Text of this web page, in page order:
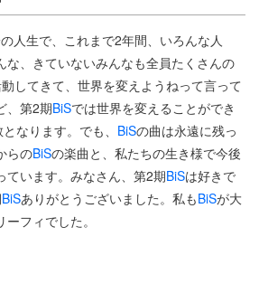
人生で、これまで2年間、いろんな人
な、きていないみんなも全員たくさんの
してきて、世界を変えようねって言って
、第2期BiSでは世界を変えることができ
なります。でも、 BiSの曲は永遠に残っ
らのBiSの楽曲と、私たちの生き様で今後
ています。みなさん、第2期BiSは好きで
BiSありがとうございました。私もBiSが大
フィでした。